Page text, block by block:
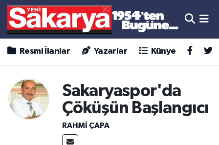
Resmi İlanlar Yazarlar Künye
Sakaryaspor'da
Çöküşün Başlangıcı
RAHMİ ÇAPA